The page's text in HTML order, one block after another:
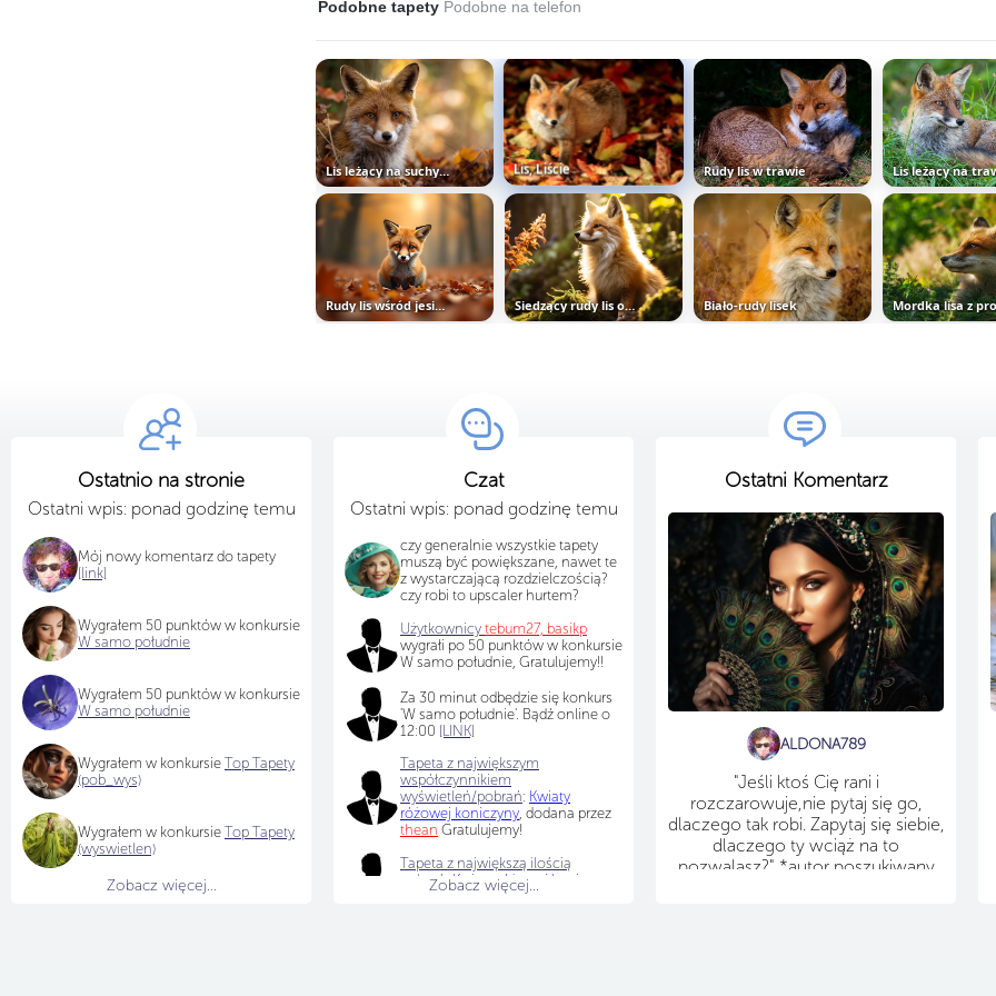
Podobne tapety Podobne na telefon
Lis leżący na suchych jesiennych...
Rudy lis wśród jesiennych liści
Lis, Liście
Siedzący rudy lis obok roślin w...
Rudy lis w trawie
Biało-rudy lisek
Lis leżący na
Mordka lisa z
Ostatnio na stronie
Ostatni wpis: ponad godzinę temu
Mój nowy komentarz do tapety
[link]
Wygrałem 50 punktów w konkursie
W samo południe
Wygrałem 50 punktów w konkursie
W samo południe
Wygrałem w konkursie Top Tapety
(pob_wys)
Wygrałem w konkursie Top Tapety
(wyswietlen)
Zobacz więcej...
Czat
Ostatni wpis: ponad godzinę temu
czy generalnie wszystkie tapety
muszą być powiększane, nawet te
z wystarczającą rozdzielczością?
czy robi to upscaler hurtem?
Użytkownicy tebum27, basikp
wygrałi po 50 punktów w konkursie
W samo południe, Gratulujemy!!
Za 30 minut odbędzie się konkurs
'W samo południe'. Bądź online o
12:00 [LINK]
Tapeta z największym
współczynnikiem
wyświetleń/pobrań: Kwiaty
różowej koniczyny, dodana przez
thean Gratulujemy!
Tapeta z największą ilością
pobrań :Kwiaty różowej koniczyny
dodana przez theanGratulujemy!
Zobacz więcej...
Ostatni Komentarz
ALDONA789
"Jeśli ktoś Cię rani i
rozczarowuje,nie pytaj się go,
dlaczego tak robi. Zapytaj się siebie,
dlaczego ty wciąż na to
pozwalasz?" *autor poszukiwany